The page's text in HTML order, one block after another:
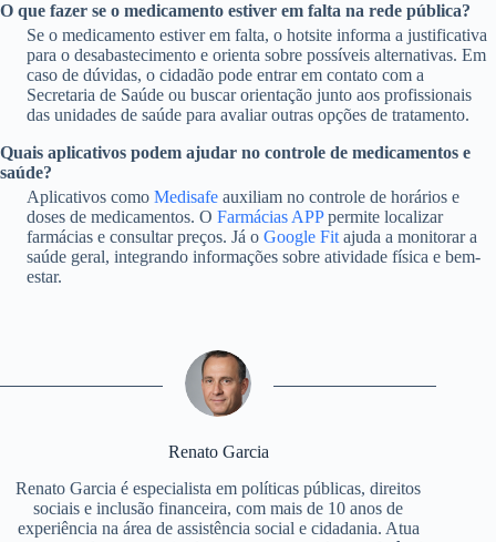
O que fazer se o medicamento estiver em falta na rede pública?
Se o medicamento estiver em falta, o hotsite informa a justificativa
para o desabastecimento e orienta sobre possíveis alternativas. Em
caso de dúvidas, o cidadão pode entrar em contato com a
Secretaria de Saúde ou buscar orientação junto aos profissionais
das unidades de saúde para avaliar outras opções de tratamento.
Quais aplicativos podem ajudar no controle de medicamentos e
saúde?
Aplicativos como Medisafe auxiliam no controle de horários e
doses de medicamentos. O Farmácias APPpermite localizar
farmácias e consultar preços. Já o Google Fit ajuda a monitorar a
saúde geral, integrando informações sobre atividade física e bem-
estar.
Renato Garcia
Renato Garcia é especialista em políticas públicas, direitos
sociais e inclusão financeira, com mais de 10 anos de
experiência na área de assistência social e cidadania. Atua